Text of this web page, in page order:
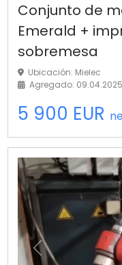
Conjunto de
Emerald +
sobremesa
Ubicación: Mielec
Agregado:
5 900 EUR
Anterior